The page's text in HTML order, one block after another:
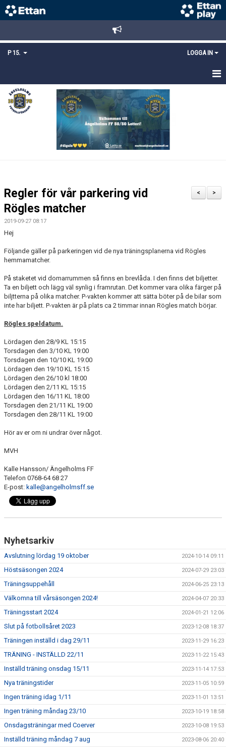
P 15. LOGGA IN
HEM
TRUPPEN
MEDLEMSANMÄLAN
>
<
Regler för vår parkering vid
Rögles matcher
2019-09-27 08:17
Hej
Följande gäller på parkeringen vid de nya träningsplanerna vid Rögles
hemmamatcher.
På staketet vid domarrummen så finns en brevlåda. I den finns det biljetter.
Ta en biljett och lägg väl synlig i framrutan. Det kommer vara olika färger på
biljtterna på olika matcher. P-vakten kommer att sätta böter på de bilar som
inte har biljett. P-vakten är på plats ca 2 timmar innan Rögles match börjar.
Rögles speldatum.
Lördagen den 28/9 KL 15:15
Torsdagen den 3/10 KL 19:00
Torsdagen den 10/10 KL 19:00
Lördagen den 19/10 KL 15:15
Lördagen den 26/10 kl 18:00
Lördagen den 2/11 KL 15:15
Lördagen den 16/11 KL 18:00
Torsdagen den 21/11 KL 19:00
Torsdagen den 28/11 KL 19:00
Hör av er om ni undrar över något.
MVH
Kalle Hansson/ Ängelholms FF
Telefon 0768-64 68 27
E-post: kalle@angelholmsff.se
Nyhetsarkiv
Avslutning lördag 19 oktober 2024-10-14 09:11
Höstsäsongen 2024 2024-07-29 23:03
Träningsuppehåll 2024-06-25 23:13
Välkomna till vårsäsongen 2024! 2024-04-07 20:33
Träningsstart 2024 2024-01-21 12:06
Slut på fotbollsåret 2023 2023-12-08 18:37
Träningen inställd i dag 29/11 2023-11-29 16:23
TRÄNING - INSTÄLLD 22/11 2023-11-22 15:43
Inställd träning onsdag 15/11 2023-11-14 17:53
Nya träningstider 2023-11-05 10:59
Ingen träning idag 1/11 2023-11-01 13:51
Ingen träning måndag 23/10 2023-10-19 18:58
Onsdagsträningar med Coerver 2023-10-08 19:53
Inställd träning måndag 7 aug 2023-08-06 20:40